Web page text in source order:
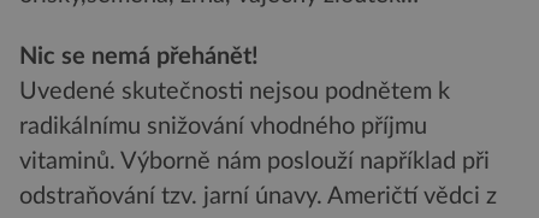
Nic se nemá přehánět!
Uvedené skutečnosti nejsou podnětem k
radikálnímu snižování vhodného příjmu
vitaminů. Výborně nám poslouží například při
odstraňování tzv. jarní únavy. Američtí vědci z